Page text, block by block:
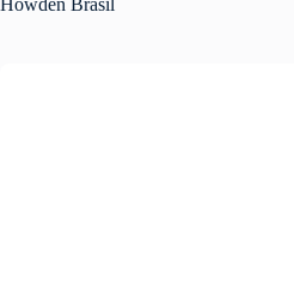
Howden Brasil